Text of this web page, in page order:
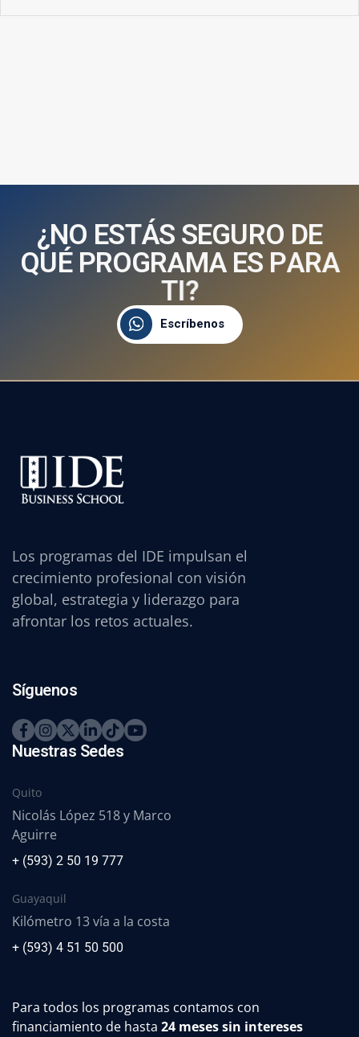
¿NO ESTÁS SEGURO DE
QUÉ PROGRAMA ES PARA
TI?
Escríbenos
Los programas del IDE impulsan el
crecimiento profesional con visión
global, estrategia y liderazgo para
afrontar los retos actuales.
Síguenos
Nuestras Sedes
Quito
Nicolás López 518 y Marco
Aguirre
+ (593) 2 50 19 777
Guayaquil
Kilómetro 13 vía a la costa
+ (593) 4 51 50 500
Para todos los programas contamos con
financiamiento de hasta 24 meses sin intereses